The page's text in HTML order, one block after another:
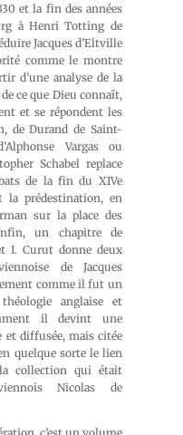
et la fin des années
à Henri Totting de
Jacques d’Eltville
comme le montre
d’une analyse de la
ce que Dieu connaît,
et se répondent les
de Durand de Saint-
Vargas ou
Schabel replace
de la fin du XIVe
la prédestination, en
sur la place des
un chapitre de
I. Curut donne deux
de Jacques
comme il fut un
anglaise et
il devint une
et diffusée, mais citée
quelque sorte le lien
collection qui était
Nicolas de